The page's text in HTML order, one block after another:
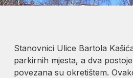
Stanovnici Ulice Bartola
parkirnih mjesta, a dva
povezana su okretištem.